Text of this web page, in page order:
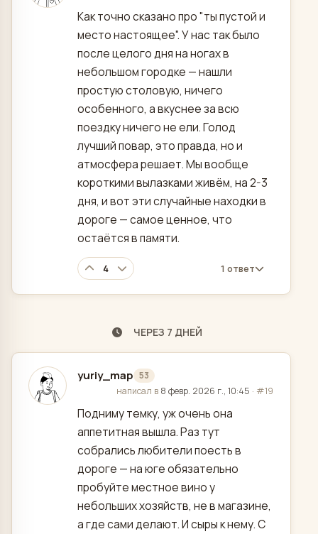
Как точно сказано про "ты пустой и
место настоящее". У нас так было
после целого дня на ногах в
небольшом городке — нашли
простую столовую, ничего
особенного, а вкуснее за всю
поездку ничего не ели. Голод
лучший повар, это правда, но и
атмосфера решает. Мы вообще
короткими вылазками живём, на 2-3
дня, и вот эти случайные находки в
дороге — самое ценное, что
остаётся в памяти.
4 1 ответ
ЧЕРЕЗ 7 ДНЕЙ
yuriy_map 53
отредактировано
написал в 8 февр. 2026 г., 10:45 · #19
Подниму темку, уж очень она
аппетитная вышла. Раз тут
собрались любители поесть в
дороге — на юге обязательно
пробуйте местное вино у
небольших хозяйств, не в магазине,
а где сами делают. И сыры к нему. С